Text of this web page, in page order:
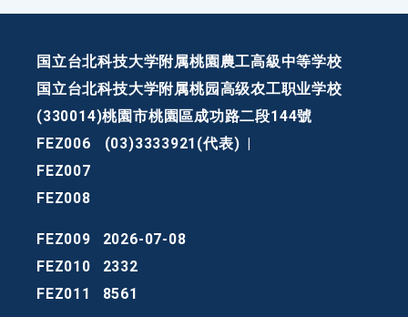
国立台北科技大学附属桃園農工高級中等学校
国立台北科技大学附属桃园高级农工职业学校
(330014)桃園市桃園區成功路二段144號
FEZ006
(03)3333921(代表)
FEZ007
FEZ008
FEZ009
2026-07-08
FEZ010
2332
FEZ011
8561